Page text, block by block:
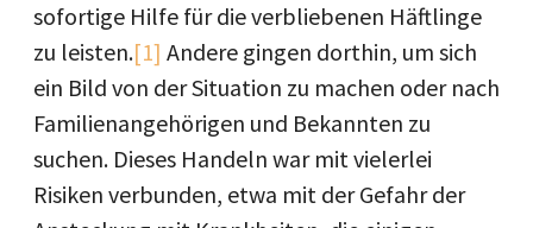
sofortige Hilfe für die verbliebenen Häftlinge
zu leisten.[1] Andere gingen dorthin, um sich
ein Bild von der Situation zu machen oder nach
Familienangehörigen und Bekannten zu
suchen. Dieses Handeln war mit vielerlei
Risiken verbunden, etwa mit der Gefahr der